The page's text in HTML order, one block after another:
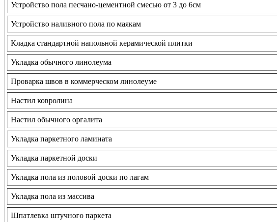
Устройство пола песчано-цементной смесью от 3 до 6см
Устройство наливного пола по маякам
Кладка стандартной напольной керамической плитки
Укладка обычного линолеума
Проварка швов в коммерческом линолеуме
Настил ковролина
Настил обычного оргалита
Укладка паркетного ламината
Укладка паркетной доски
Укладка пола из половой доски по лагам
Укладка пола из массива
Шпатлевка штучного паркета